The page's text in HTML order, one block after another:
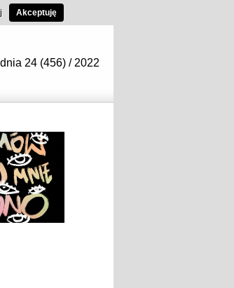
24 (456) / 2022
Akceptuję